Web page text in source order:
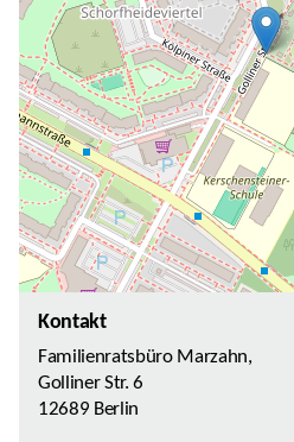
Kontakt
Familienratsbüro Marzahn,
Golliner Str. 6
12689 Berlin